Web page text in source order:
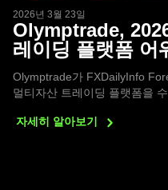
2026년 3월 23일
Olymptrade,
레이딩 플랫폼 어
Olymptrade가 FXDailyInfo
멀티자산 트레이딩 플랫폼을
자세히 알아보기